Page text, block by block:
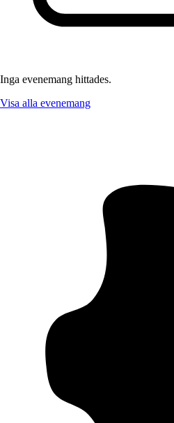
Inga evenemang hittades.
Visa alla evenemang